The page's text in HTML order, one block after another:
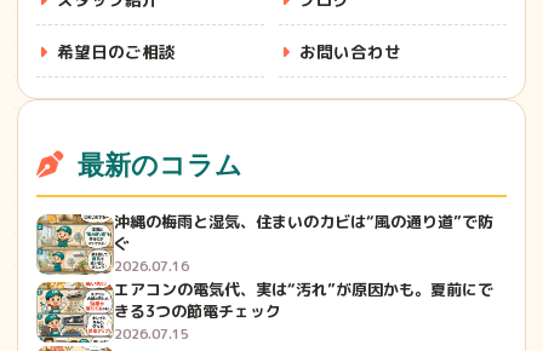
希望日のご相談 お問い合わせ
最新のコラム
沖縄の梅雨と湿気、住まいのカビは“風の通り道”で防
ぐ
2026.07.16
エアコンの電気代、実は“汚れ”が原因かも。夏前にで
きる3つの節電チェック
2026.07.15